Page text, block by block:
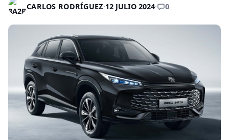
CARLOS RODRÍGUEZ·12 JULIO 2024· 0